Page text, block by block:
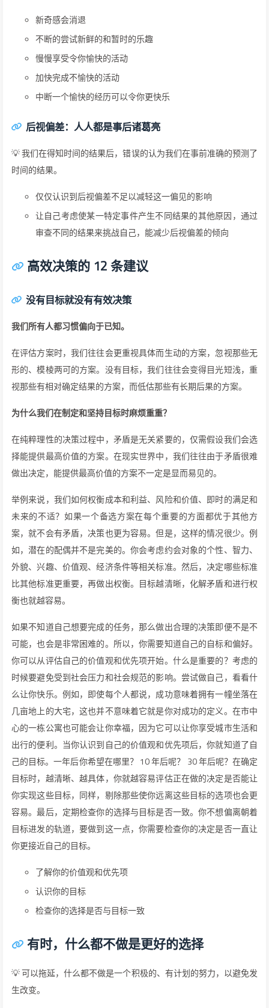
新奇感会消退
不断的尝试新鲜的和暂时的乐趣
慢慢享受令你愉快的活动
加快完成不愉快的活动
中断一个愉快的经历可以令你更快乐
后视偏差：人人都是事后诸葛亮
💡 我们在得知时间的结果后，错误的认为我们在事前准确的预测了
时间的结果。
仅仅认识到后视偏差不足以减轻这一偏见的影响
让自己考虑使某一特定事件产生不同结果的其他原因，通过
审查不同的结果来挑战自己，能减少后视偏差的倾向
高效决策的 12 条建议
没有目标就没有有效决策
我们所有人都习惯偏向于已知。
在评估方案时，我们往往会更重视具体而生动的方案，忽视那些无
形的、模棱两可的方案。没有目标，我们往往会变得目光短浅，重
视那些有相对确定结果的方案，而低估那些有长期后果的方案。
为什么我们在制定和坚持目标时麻烦重重？
在纯粹理性的决策过程中，矛盾是无关紧要的，仅需假设我们会选
择能提供最高价值的方案。在现实世界中，我们往往由于矛盾很难
做出决定，能提供最高价值的方案不一定是显而易见的。
举例来说，我们如何权衡成本和利益、风险和价值、即时的满足和
未来的不适？如果一个备选方案在每个重要的方面都优于其他方
案，就不会有矛盾，决策也更为容易。但是，这样的情况很少。例
如，潜在的配偶并不是完美的。你会考虑约会对象的个性、智力、
外貌、兴趣、价值观、经济条件等相关标准。然后，决定哪些标准
比其他标准更重要，再做出权衡。目标越清晰，化解矛盾和进行权
衡也就越容易。
如果不知道自己想要完成的任务，那么做出合理的决策即便不是不
可能，也会是非常困难的。所以，你需要知道自己的自标和偏好。
你可以从评估自己的价值观和优先项开始。什么是重要的？考虑的
时候要避免受到社会压力和社会规范的影响。尝试做自己，看看什
么让你快乐。例如，即使每个人都说，成功意味着拥有一幢坐落在
几亩地上的大宅，这也并不意味着它就是你对成功的定义。在市中
心的一栋公寓也可能会让你幸福，因为它可以让你享受城市生活和
出行的便利。当你认识到自己的价值观和优先项后，你就知道了自
己的目标。一年后你希望在哪里？ 10 年后呢？ 30 年后呢？在确定
目标时，越清晰、越具体，你就越容易评估正在做的决定是否能让
你实现这些目标，同样，剔除那些使你远离这些目标的选项也会更
容易。最后，定期检查你的选择与目标是否一致。你不想偏离朝着
目标进发的轨道，要做到这一点，你需要检查你的决定是否一直让
你更接近自己的目标。
了解你的价值观和优先项
认识你的目标
检查你的选择是否与目标一致
有时，什么都不做是更好的选择
💡 可以拖延，什么都不做是一个积极的、有计划的努力，以避免发
生改变。